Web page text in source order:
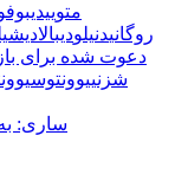
متوییدی
روگانیدنیلودیبالا
دعوت شده برای
شزنییوونتوس
ساری: